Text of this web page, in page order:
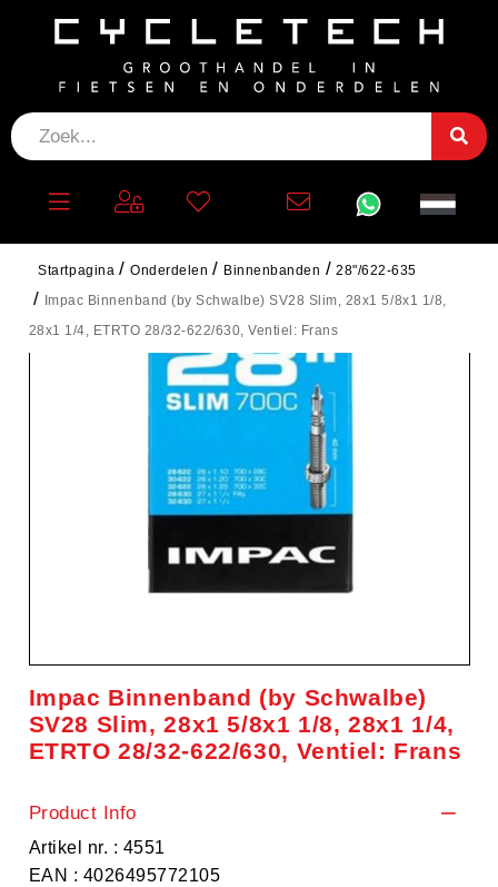
Startpagina Onderdelen Binnenbanden
28"/622-635
Impac Binnenband (by Schwalbe) SV28 Slim, 28x1 5/8x1 1/8,
28x1 1/4, ETRTO 28/32-622/630, Ventiel: Frans
Impac Binnenband (by Schwalbe)
SV28 Slim, 28x1 5/8x1 1/8, 28x1 1/4,
ETRTO 28/32-622/630, Ventiel: Frans
Product Info
Artikel nr. : 4551
EAN : 4026495772105